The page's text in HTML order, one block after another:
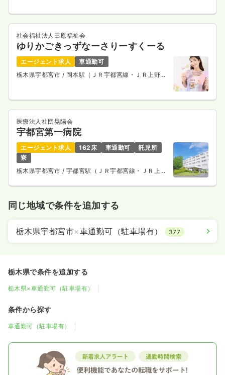
社会福祉法人田原福祉会
ゆりかごきっずなーさりーすくーる
エージェント求人
車通勤可
栃木県宇都宮市 / 岡本駅（ＪＲ宇都宮線・ＪＲ上野東
医療法人社団晃陽会
宇都宮第一病院
エージェント求人 162床 車通勤可
託児所
寮
栃木県宇都宮市 / 宇都宮駅（ＪＲ宇都宮線・ＪＲ上野
同じ地域で条件を追加する
栃木県宇都宮市×車通勤可（駐車場有） 377
栃木県で条件を追加する
栃木県×車通勤可（駐車場有）
条件から探す
車通勤可（駐車場有）